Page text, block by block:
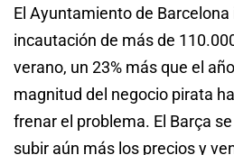
El Ayuntamiento de
incautación de más de
verano, un 23% más que el
magnitud del negocio pirata
frenar el problema. El Barça
subir aún más los precios y